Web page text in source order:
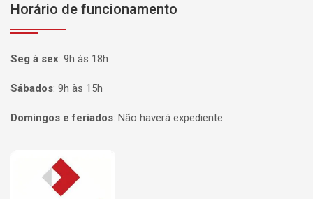
Horário de funcionamento
Seg à sex: 9h às 18h
Sábados: 9h às 15h
Domingos e feriados: Não haverá expediente
Página inicial